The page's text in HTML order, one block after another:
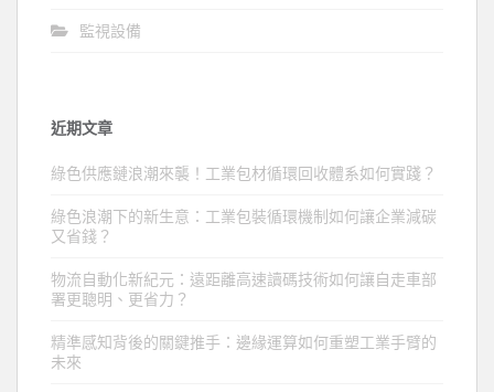
監視設備
近期文章
綠色供應鏈浪潮來襲！工業包材循環回收體系如何實踐？
綠色浪潮下的新生意：工業包裝循環機制如何讓企業減碳
又省錢？
物流自動化新紀元：遠距離高速讀碼技術如何讓自走車部
署更聰明、更省力？
精準感知背後的關鍵推手：邊緣運算如何重塑工業手臂的
未來